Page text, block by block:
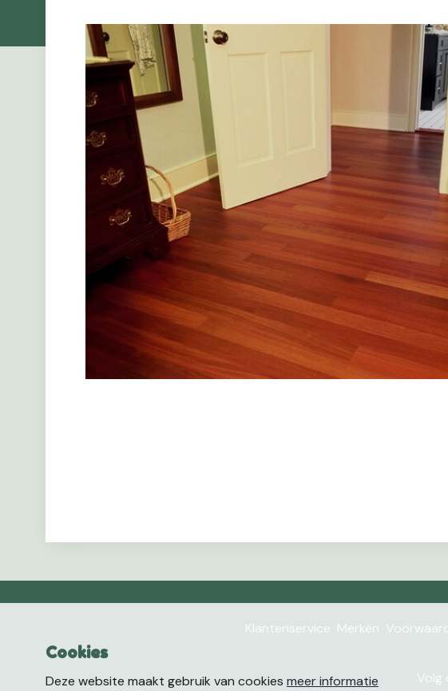
Klantenservice Merken
Volg
Cookies
Deze website maakt gebruik van cookies meer informatie